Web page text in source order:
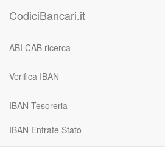
CodiciBancari.it
ABI CAB ricerca
Verifica IBAN
IBAN Tesoreria
IBAN Entrate Stato